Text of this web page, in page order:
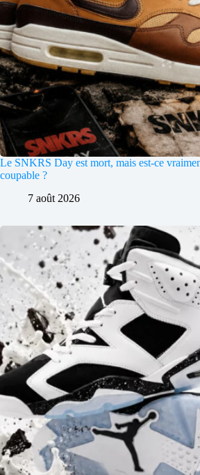
Le SNKRS Day est mort, mais est-ce
coupable ?
7 août 2026